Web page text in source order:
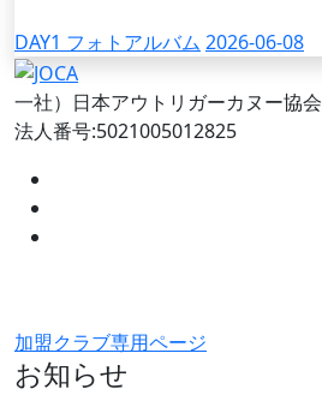
DAY1 フォトアルバム 2026-06-08
一社）日本アウトリガーカヌー協会
法人番号:5021005012825
加盟クラブ専用ページ
お知らせ